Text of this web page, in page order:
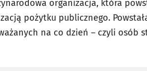
organizacja, która
pożytku publicznego.
na co dzień – czyli osób